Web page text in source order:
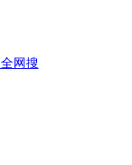
全网搜